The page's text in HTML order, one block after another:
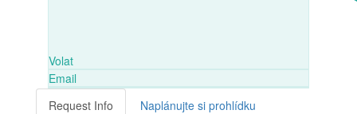
Volat
Email
Request Info
Naplánujte si prohlídku